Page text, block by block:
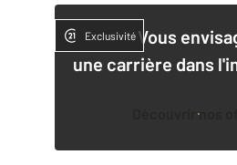
Vous
une carrière dans
Découvrir nos
Exclusivité